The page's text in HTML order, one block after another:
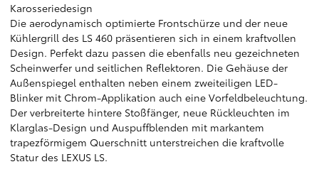
Karosseriedesign
Die aerodynamisch optimierte Frontschürze und der neue
Kühlergrill des LS 460 präsentieren sich in einem kraftvollen
Design. Perfekt dazu passen die ebenfalls neu gezeichneten
Scheinwerfer und seitlichen Reflektoren. Die Gehäuse der
Außenspiegel enthalten neben einem zweiteiligen LED-
Blinker mit Chrom-Applikation auch eine Vorfeldbeleuchtung.
Der verbreiterte hintere Stoßfänger, neue Rückleuchten im
Klarglas-Design und Auspuffblenden mit markantem
trapezförmigem Querschnitt unterstreichen die kraftvolle
Statur des LEXUS LS.